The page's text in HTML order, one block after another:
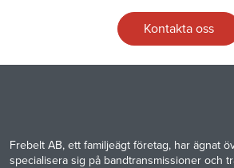
Kontakta oss
Frebelt AB, ett familjeägt företag, har ägnat
specialisera sig på bandtransmissioner och